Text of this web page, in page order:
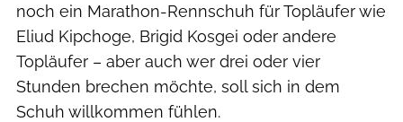
noch ein Marathon-Rennschuh für Topläufer wie
Eliud Kipchoge, Brigid Kosgei oder andere
Topläufer – aber auch wer drei oder vier
Stunden brechen möchte, soll sich in dem
Schuh willkommen fühlen.